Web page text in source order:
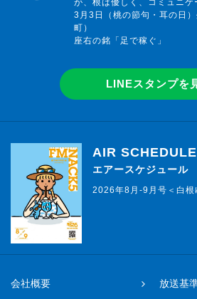
3月3日（桃の節句・耳の日
町）
座右の銘「足で稼ぐ」
LINEスタンプを
AIR SCHEDULE
エアースケジュール
2026年8月-9月号＜白根
会社概要 放送基